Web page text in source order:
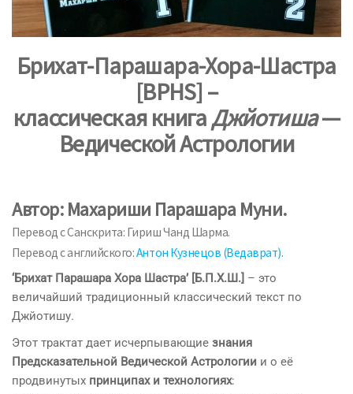
Брихат-Парашара-Хора-Шастра
[BPHS] –
классическая книгаДжйотиша—
Ведической Астрологии
Автор: Махариши Парашара Муни.
Перевод с Санскрита: Гириш Чанд Шарма.
Перевод с английского:Антон Кузнецов (Ведаврат).
‘Брихат Парашара Хора Шастра’ [Б.П.Х.Ш.] – это
величайший традиционный классический текст по
Джйотишу.
Этот трактат дает исчерпывающие знания
Предсказательной Ведической Астрологии и о её
продвинутых принципах и технологиях: